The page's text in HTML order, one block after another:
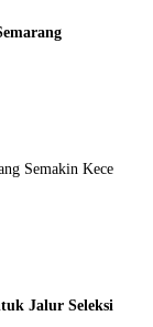
Semakin Kece
Jalur Seleksi